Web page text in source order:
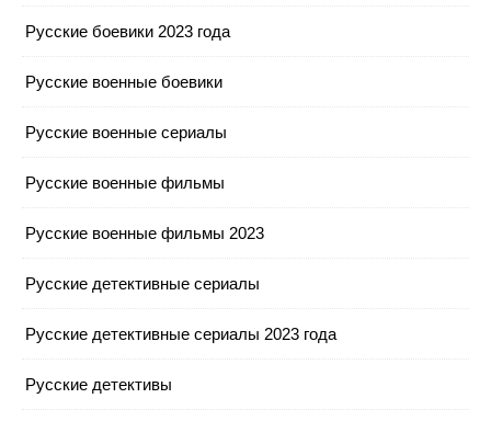
Русские боевики 2023 года
Русские военные боевики
Русские военные сериалы
Русские военные фильмы
Русские военные фильмы 2023
Русские детективные сериалы
Русские детективные сериалы 2023 года
Русские детективы